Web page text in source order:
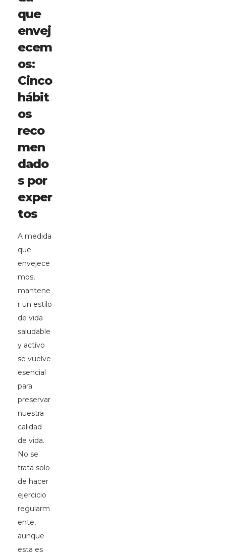
que
envej
ecem
os:
Cinco
hábit
os
reco
men
dado
s por
exper
tos
A medida
que
envejece
mos,
mantene
r un estilo
de vida
saludable
y activo
se vuelve
esencial
para
preservar
nuestra
calidad
de vida.
No se
trata solo
de hacer
ejercicio
regularm
ente,
aunque
esta es